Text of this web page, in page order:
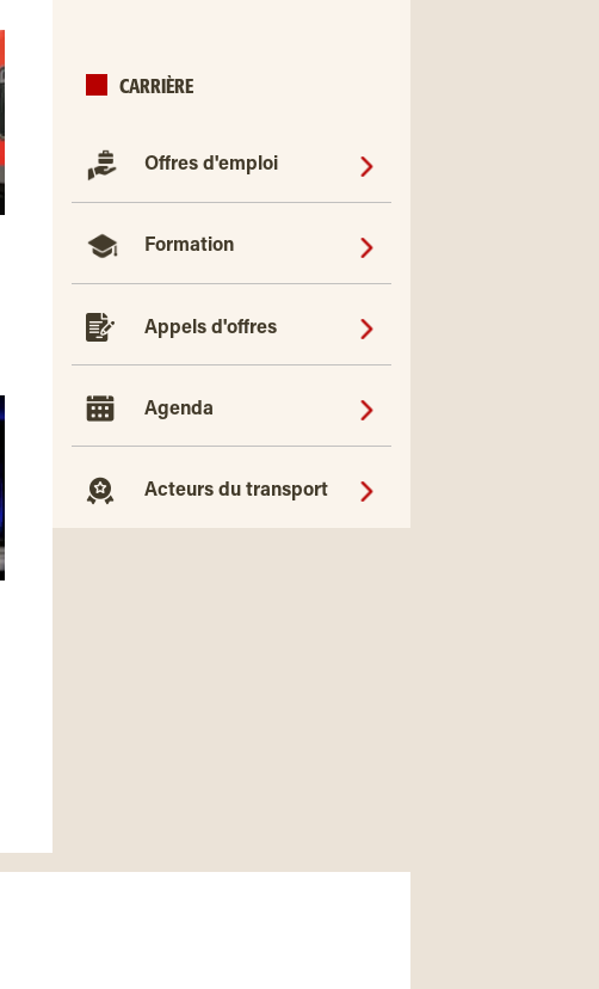
CARRIÈRE
Offres d'emploi
Formation
Appels d'offres
Agenda
Acteurs du transport